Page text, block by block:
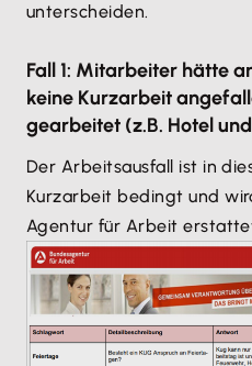
unterscheiden.
Fall 1: Mitarbeiter hätte
keine Kurzarbeit
gearbeitet (z.B. Hotel
Der Arbeitsausfall ist in
Kurzarbeit bedingt und
Agentur für Arbeit